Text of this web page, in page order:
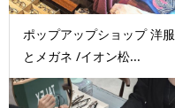
ポップアップショップ 洋服
とメガネ /イオン松...